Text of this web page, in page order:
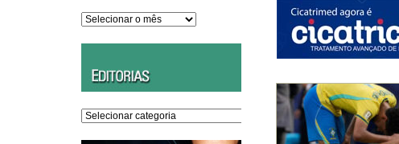
Arquivos
Editorias